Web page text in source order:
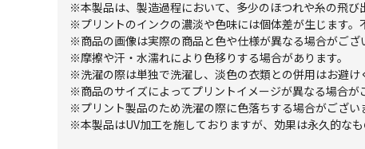
※本製品は、製造過程において、多少のほつれや糸の飛び
※プリントのインクの濃淡や色味には個体差が生じます。
※商品の画像は実際の商品と色や仕様が異なる場合がござ
※摩擦や汗・水濡れにより色移りする場合があります。
※洗濯の際は単独で洗濯し、淡色の衣類との併用はお避け
※商品のサイズによってプリントイメージが異なる場合が
※プリント製品のため洗濯の際に色落ちする場合がござい
※本製品はUV加工を施しておりますが、効果は永久的な